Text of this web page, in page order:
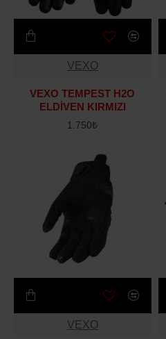
VEXO
VEXO TEMPEST H2O
ELDİVEN KIRMIZI
1.750₺
VEXO